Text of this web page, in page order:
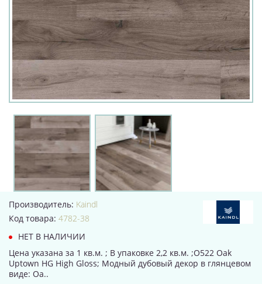
Производитель: Kaindl
Код товара: 4782-38
НЕТ В НАЛИЧИИ
Цена указана за 1 кв.м. ; В упаковке 2,2 кв.м. ;O522 Oak
Uptown HG High Gloss; Модный дубовый декор в глянцевом
виде: Oa..